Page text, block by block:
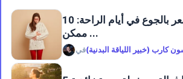
لماذا أشعر بالجوع في أيام الراحة: 10
ممكن ...
في